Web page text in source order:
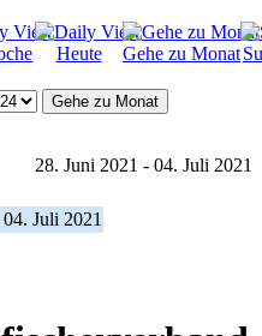
Heute Gehe zu Monat
Gehe zu Monat
28. Juni 2021 - 04. Juli 2021
Juli 2021